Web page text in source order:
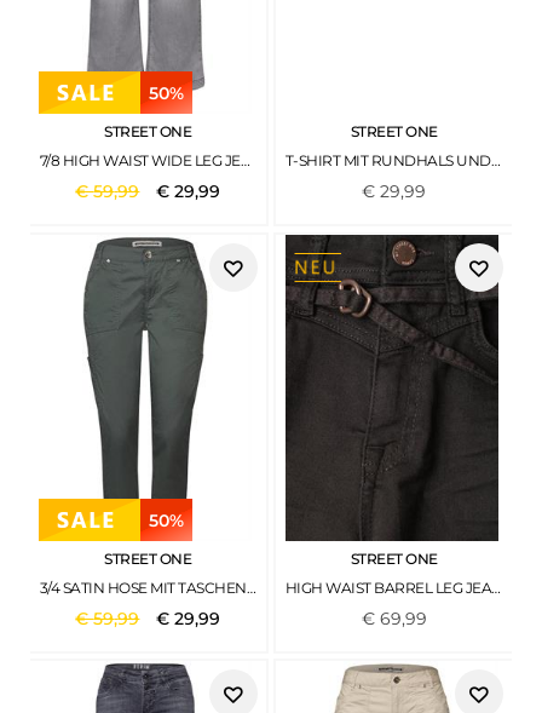
50%
STREET ONE
7/8 HIGH WAIST WIDE LEG JEANS IM LOOSE FIT LIGHT GREY WASH
€59,99 €29,99
STREET ONE
T-SHIRT MIT RUNDHALS UND KONTRASTDETAIL BLACK COFFEE
€29,99
50%
STREET ONE
3/4 SATIN HOSE MIT TASCHEN MARSHY GREEN
€59,99 €29,99
STREET ONE
HIGH WAIST BARREL LEG JEANS IM LOOSE FIT BROWN WASHED
€ 69,99